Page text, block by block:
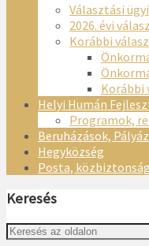
Választási
2026. évi
Korábbi
Korábbi
Helyi Humán
Programok,
Beruházások,
Hegyközség
Posta, közbiztonság
Keresés